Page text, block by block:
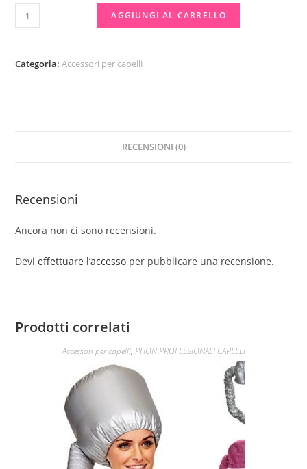
STITCH
ACCESSORIO
CAPELLI
AGGIUNGI AL CARRELLO
Categoria:Accessori per capelli
RECENSIONI (0)
Recensioni
Ancora non ci sono recensioni.
Devieffettuare l’accesso per pubblicare una recensione.
Prodotti correlati
Accessori per capelli, PHON PROFESSIONALI CAPELLI